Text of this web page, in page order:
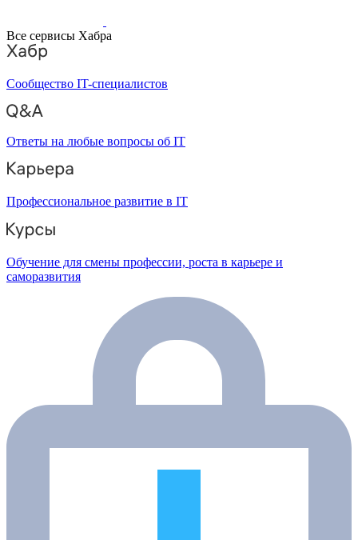
Все сервисы Хабра
Сообщество IT-специалистов
Ответы на любые вопросы об IT
Профессиональное развитие в IT
Обучение для смены профессии, роста в карьере и
саморазвития